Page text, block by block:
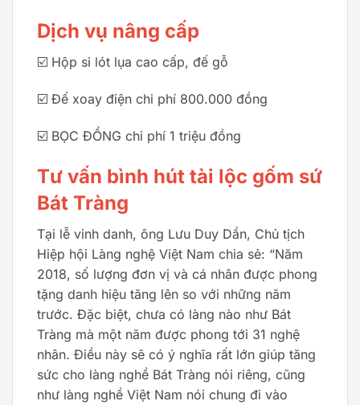
Dịch vụ nâng cấp
☑️ Hộp si lót lụa cao cấp, đế gỗ
☑️ Đế xoay điện chi phí 800.000 đồng
☑️ BỌC ĐỒNG chi phí 1 triệu đồng
Tư vấn bình hút tài lộc gốm sứ
Bát Tràng
Tại lễ vinh danh, ông Lưu Duy Dần, Chủ tịch
Hiệp hội Làng nghệ Việt Nam chia sẻ: “Năm
2018, số lượng đơn vị và cá nhân được phong
tặng danh hiệu tăng lên so với những năm
trước. Đặc biệt, chưa có làng nào như Bát
Tràng mà một năm được phong tới 31 nghệ
nhân. Điều này sẽ có ý nghĩa rất lớn giúp tăng
sức cho làng nghề Bát Tràng nói riêng, cũng
như làng nghề Việt Nam nói chung đi vào